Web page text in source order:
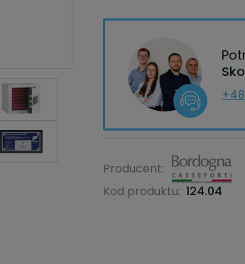
Producent:
Kod produktu: 124.04